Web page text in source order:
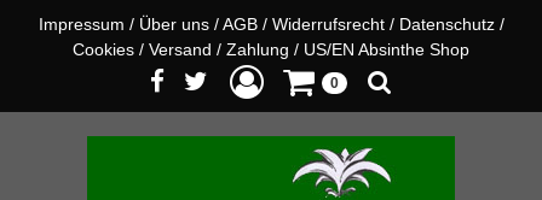
Impressum / Über uns / AGB / Widerrufsrecht / Datenschutz /
Cookies / Versand / Zahlung / US/EN Absinthe Shop
0